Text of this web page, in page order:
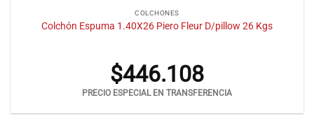
COLCHONES
Colchón Espuma 1.40X26 Piero Fleur D/pillow 26 Kgs
$446.108
PRECIO ESPECIAL EN TRANSFERENCIA